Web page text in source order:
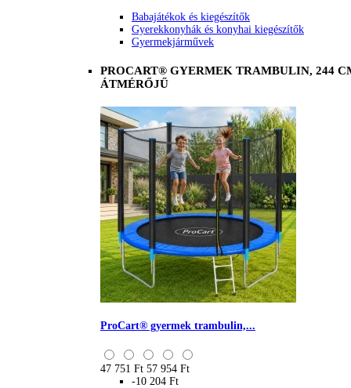
Babajátékok és kiegészítők
Gyerekkonyhák és konyhai kiegészítők
Gyermekjárművek
PROCART® GYERMEK TRAMBULIN, 244
ÁTMÉRŐJŰ
ProCart® gyermek trambulin,...
47 751 Ft 57 954 Ft
-10 204 Ft